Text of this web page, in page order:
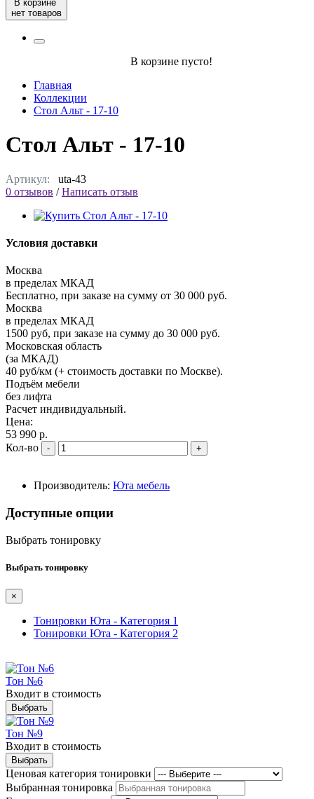
В корзине
нет товаров
В корзине пусто!
Главная
Коллекции
Стол Альт - 17-10
Стол Альт - 17-10
Артикул: uta-43
0 отзывов /Написать отзыв
Условия доставки
Москва
в пределах МКАД
Бесплатно, при заказе на сумму от 30 000 руб.
Москва
в пределах МКАД
1500 руб, при заказе на сумму до 30 000 руб.
Московская область
(за МКАД)
40 руб/км (+ стоимость доставки по Москве).
Подъём мебели
без лифта
Расчет индивидуальный.
Цена:
53 990 р.
Кол-во
- +
Производитель: Юта мебель
Доступные опции
Выбрать тонировку
Выбрать тонировку
×
Тонировки Юта - Категория 1
Тонировки Юта - Категория 2
Тон №6
Входит в стоимость
Выбрать
Тон №9
Входит в стоимость
Выбрать
Ценовая категория тонировки
Выбранная тонировка